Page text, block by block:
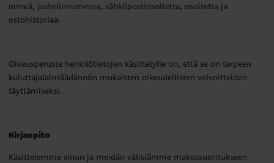
nimeä, puhelinnumeroa, sähköpostiosoitetta, osoitetta ja
ostohistoriaa.
Oikeusperuste henkilötietojen käsittelylle on, että se on tarpeen
kuluttajalainsäädännön mukaisten oikeudellisten velvoitteiden
täyttämiseksi.
Kirjanpito
Käsittelemme sinun ja meidän välisiämme maksusuoritukseen